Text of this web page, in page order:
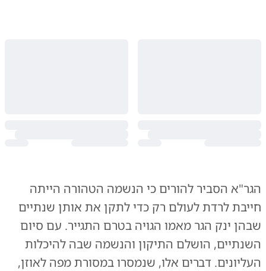
הגר"א הסביר להורים כי הנשמה הטהורה הייתה
חייבת לרדת לעולם רק כדי לתקן את אותן שנתיים
שבהן ינק הגר מאמו הגויה בטרם התגייר. עם סיום
השנתיים, הושלם התיקון והנשמה שבה להיכלות
העליונים. דברים אלו, שנמסרו במסורת מפה לאוזן,